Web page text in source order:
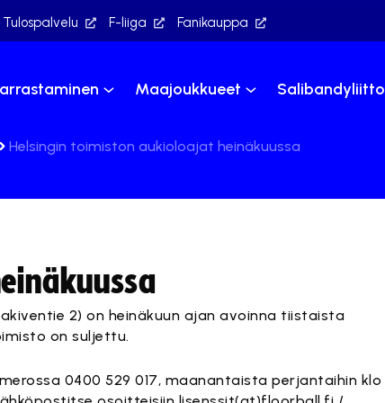
Tulospalvelu F-liiga Fanikauppa
Maajoukkueet Salibandyliitto
Helsingin toimiston aukioloajat heinäkuussa
2) on heinäkuun ajan avoinna tiistaista
on suljettu.
0400 529 017, maanantaista perjantaihin klo